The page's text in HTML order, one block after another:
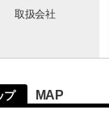
取扱会社
プ MAP